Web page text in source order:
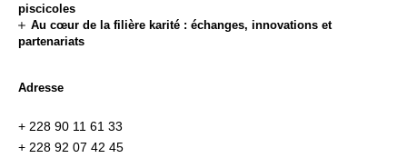
piscicoles
Au cœur de la filière karité : échanges, innovations et
partenariats
Adresse
+ 228 90 11 61 33
+ 228 92 07 42 45